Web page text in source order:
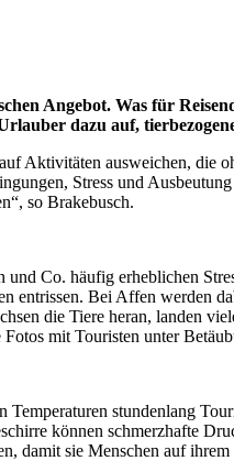
Angebot. Was für
dazu auf,
Aktivitäten ausweichen, die
Stress und
so Brakebusch.
Co. häufig erheblichen
entrissen. Bei Affen werden
die Tiere heran, landen
mit Touristen unter
stundenlang
können schmerzhafte
damit sie Menschen auf